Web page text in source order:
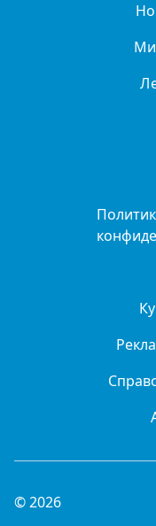
© 2026